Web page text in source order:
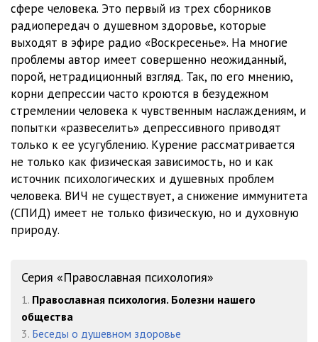
15 Еще о неврозах
16 О курении 20:03
17 Ипохондрия 26:21
18 Что такое НЛП
19 НЛП продолжение 23:40
20 О душевном здоровье ч1 35:51
21 О душевном здоровье ч2
22 О душевном здоровье ч3 28:05
сфере человека. Это первый из трех сборников
радиопередач о душевном здоровье, которые
выходят в эфире радио «Воскресенье». На многие
проблемы автор имеет совершенно неожиданный,
порой, нетрадиционный взгляд. Так, по его мнению,
корни депрессии часто кроются в безудежном
стремлении человека к чувственным наслаждениям, и
попытки «развеселить» депрессивного приводят
только к ее усугублению. Курение рассматривается
не только как физическая зависимость, но и как
источник психологических и душевных проблем
человека. ВИЧ не существует, а снижение иммунитета
(СПИД) имеет не только физическую, но и духовную
природу.
Серия «Православная психология»
1. Православная психология. Болезни нашего
общества
3. Беседы о душевном здоровье